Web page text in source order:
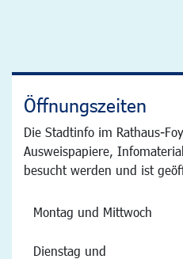
Öffnungszeiten
Die Stadtinfo im Rathaus-
Ausweispapiere,
besucht werden und ist
Montag und Mittwoch
Dienstag und